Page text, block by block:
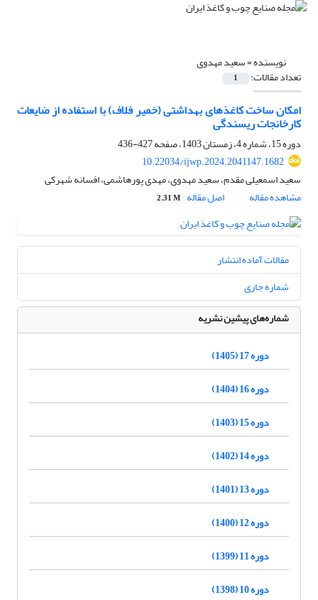
نویسنده =سعید مهدوی
تعداد مقالات: 1
امکان ساخت کاغذهای بهداشتی (خمیر فلاف) با استفاده از ضایعات
کارخانجات ریسندگی
دوره 15، شماره 4، زمستان 1403، صفحه
427-436
10.22034/ijwp.2024.2041147.1682
سعید اسمعیلی مقدم، سعید مهدوی، مهدی پورهاشمی، افسانه شهرکی
مشاهده مقاله
اصل مقاله 2.31 M
مقالات آماده انتشار
شماره جاری
شماره‌های پیشین نشریه
دوره 17 (1405)
دوره 16 (1404)
دوره 15 (1403)
دوره 14 (1402)
دوره 13 (1401)
دوره 12 (1400)
دوره 11 (1399)
دوره 10 (1398)